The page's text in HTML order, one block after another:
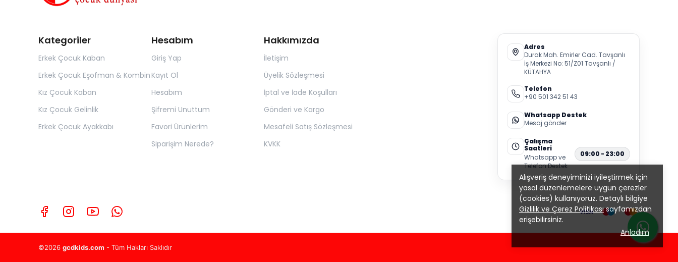
Alışveriş deneyiminizi iyileştirmek için
yasal düzenlemelere uygun çerezler
(cookies) kullanıyoruz. Detaylı bilgiye
Gizlilik ve Çerez Politikasısayfamızdan
erişebilirsiniz.
Anladım
Kategoriler
Erkek Çocuk Kaban
Erkek Çocuk Eşofman & Kombin
Kız Çocuk Kaban
Kız Çocuk Gelinlik
Erkek Çocuk Ayakkabı
Hesabım
Giriş Yap
Kayıt Ol
Hesabım
Şifremi Unuttum
Favori Ürünlerim
Siparişim Nerede?
Hakkımızda
İletişim
Üyelik Sözleşmesi
İptal ve İade Koşulları
Gönderi ve Kargo
Mesafeli Satış Sözleşmesi
KVKK
Adres
Durak Mah. Emirler Cad. Tavşanlı
İş Merkezi No: 51/Z01 Tavşanlı /
KÜTAHYA
Telefon
+90 501 342 51 43
Whatsapp Destek
Mesaj gönder
Çalışma
Saatleri
Whatsapp ve
Telefon Destek
09:00 - 23:00
©2026 gcdkids.com - Tüm Hakları Saklıdır